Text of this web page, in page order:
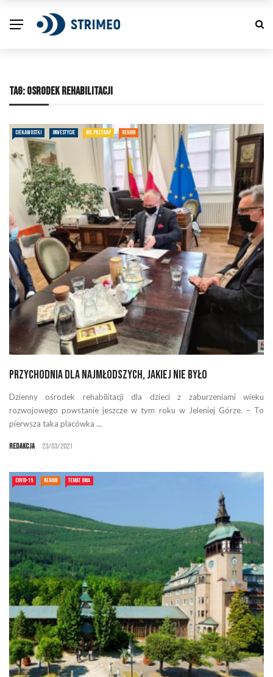
TAG:OSRODEK REHABILITACJI
CIEKAWOSTKI INWESTYCJE NIE PRZEGAP REGION
Przychodnia dla najmłodszych, jakiej nie było
Dzienny ośrodek rehabilitacji dla dzieci z zaburzeniami wieku
rozwojowego powstanie jeszcze w tym roku w Jeleniej Górze. – To
pierwsza taka placówka ...
Redakcja 23/03/2021
COVID-19 REGION TEMAT DNIA